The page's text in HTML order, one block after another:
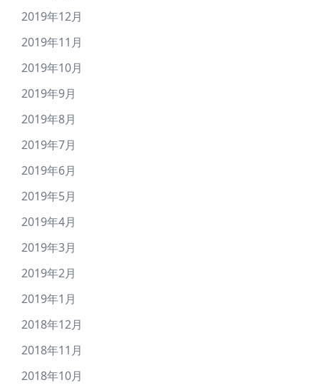
2019年12月
2019年11月
2019年10月
2019年9月
2019年8月
2019年7月
2019年6月
2019年5月
2019年4月
2019年3月
2019年2月
2019年1月
2018年12月
2018年11月
2018年10月